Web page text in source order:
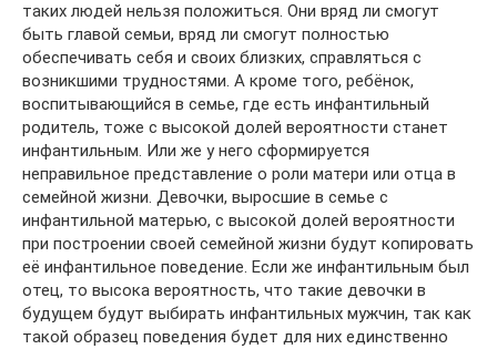
таких людей нельзя положиться. Они вряд ли смогут
быть главой семьи, вряд ли смогут полностью
обеспечивать себя и своих близких, справляться с
возникшими трудностями. А кроме того, ребёнок,
воспитывающийся в семье, где есть инфантильный
родитель, тоже с высокой долей вероятности станет
инфантильным. Или же у него сформируется
неправильное представление о роли матери или отца в
семейной жизни. Девочки, выросшие в семье с
инфантильной матерью, с высокой долей вероятности
при построении своей семейной жизни будут копировать
её инфантильное поведение. Если же инфантильным был
отец, то высока вероятность, что такие девочки в
будущем будут выбирать инфантильных мужчин, так как
такой образец поведения будет для них единственно